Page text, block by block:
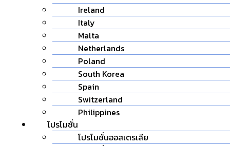
Ireland
Italy
Malta
Netherlands
Poland
South Korea
Spain
Switzerland
Philippines
โปรโมชั่น
โปรโมชั่นออสเตรเลีย